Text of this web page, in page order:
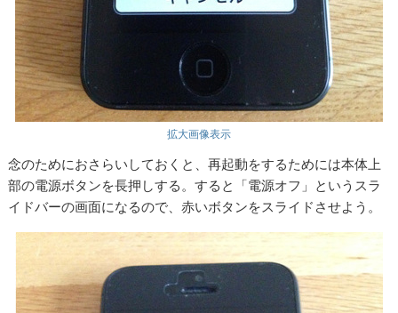
拡大画像表示
念のためにおさらいしておくと、再起動をするためには本体上
部の電源ボタンを長押しする。すると「電源オフ」というスラ
イドバーの画面になるので、赤いボタンをスライドさせよう。